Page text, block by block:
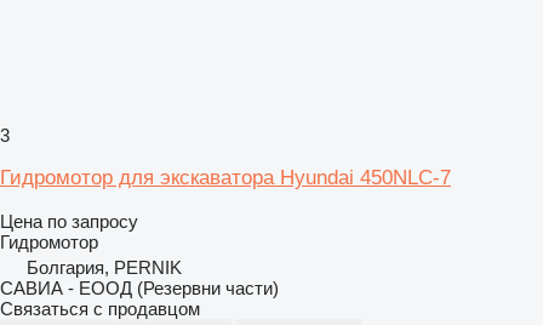
3
Гидромотор для экскаватора Hyundai 450NLC-7
Цена по запросу
Гидромотор
Болгария, PERNIK
САВИА - ЕООД (Резервни части)
Связаться с продавцом